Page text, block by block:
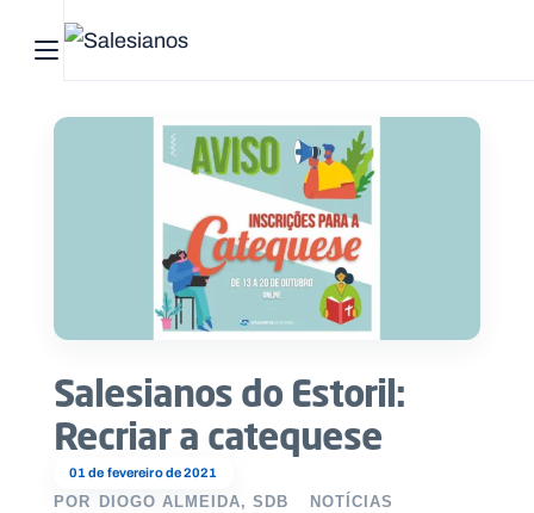
Abrir menu principal
01 de fevereiro de 2021
Salesianos do Estoril:
Recriar a catequese
POR DIOGO ALMEIDA, SDB NOTÍCIAS
Pesquisar no site
Quem
somos
O
que
fazemos
Recursos